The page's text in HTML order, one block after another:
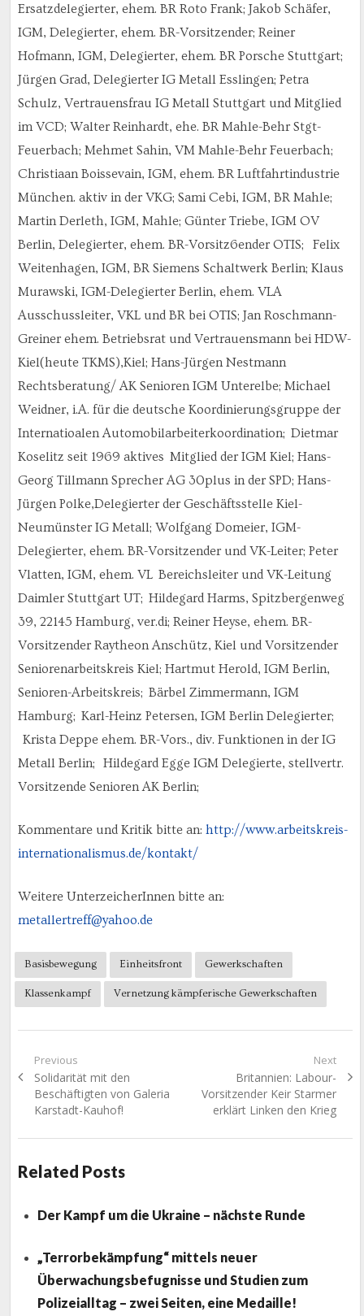
Ersatzdelegierter, ehem. BR Roto Frank; Jakob Schäfer,
IGM, Delegierter, ehem. BR-Vorsitzender; Reiner
Hofmann, IGM, Delegierter, ehem. BR Porsche Stuttgart;
Jürgen Grad, Delegierter IG Metall Esslingen; Petra
Schulz, Vertrauensfrau IG Metall Stuttgart und Mitglied
im VCD; Walter Reinhardt, ehe. BR Mahle-Behr Stgt-
Feuerbach; Mehmet Sahin, VM Mahle-Behr Feuerbach;
Christiaan Boissevain, IGM, ehem. BR Luftfahrtindustrie
München. aktiv in der VKG; Sami Cebi, IGM, BR Mahle;
Martin Derleth, IGM, Mahle; Günter Triebe, IGM OV
Berlin, Delegierter, ehem. BR-Vorsitz6ender OTIS; Felix
Weitenhagen, IGM, BR Siemens Schaltwerk Berlin; Klaus
Murawski, IGM-Delegierter Berlin, ehem. VLA
Ausschussleiter, VKL und BR bei OTIS; Jan Roschmann-
Greiner ehem. Betriebsrat und Vertrauensmann bei HDW-
Kiel(heute TKMS),Kiel; Hans-Jürgen Nestmann
Rechtsberatung/ AK Senioren IGM Unterelbe; Michael
Weidner, i.A. für die deutsche Koordinierungsgruppe der
Internatioalen Automobilarbeiterkoordination; Dietmar
Koselitz seit 1969 aktives Mitglied der IGM Kiel; Hans-
Georg Tillmann Sprecher AG 30plus in der SPD; Hans-
Jürgen Polke,Delegierter der Geschäftsstelle Kiel-
Neumünster IG Metall; Wolfgang Domeier, IGM-
Delegierter, ehem. BR-Vorsitzender und VK-Leiter; Peter
Vlatten, IGM, ehem. VL Bereichsleiter und VK-Leitung
Daimler Stuttgart UT; Hildegard Harms, Spitzbergenweg
39, 22145 Hamburg, ver.di; Reiner Heyse, ehem. BR-
Vorsitzender Raytheon Anschütz, Kiel und Vorsitzender
Seniorenarbeitskreis Kiel; Hartmut Herold, IGM Berlin,
Senioren-Arbeitskreis; Bärbel Zimmermann, IGM
Hamburg; Karl-Heinz Petersen, IGM Berlin Delegierter;
Krista Deppe ehem. BR-Vors., div. Funktionen in der IG
Metall Berlin; Hildegard Egge IGM Delegierte, stellvertr.
Vorsitzende Senioren AK Berlin;
Kommentare und Kritik bitte an: http://www.arbeitskreis-
internationalismus.de/kontakt/
Weitere UnterzeicherInnen bitte an:
metallertreff@yahoo.de
Basisbewegung Einheitsfront Gewerkschaften
Klassenkampf Vernetzung kämpferische Gewerkschaften
Beitragsnavigation
Previous
Previous
post:
Solidarität mit den
Beschäftigten von Galeria
Karstadt-Kauhof!
Next
Next
post:
Britannien: Labour-
Vorsitzender Keir Starmer
erklärt Linken den Krieg
Related Posts
Der Kampf um die Ukraine – nächste Runde
„Terrorbekämpfung“ mittels neuer
Überwachungsbefugnisse und Studien zum
Polizeialltag – zwei Seiten, eine Medaille!